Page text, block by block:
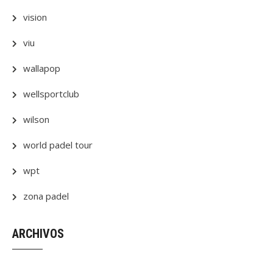
vision
viu
wallapop
wellsportclub
wilson
world padel tour
wpt
zona padel
ARCHIVOS